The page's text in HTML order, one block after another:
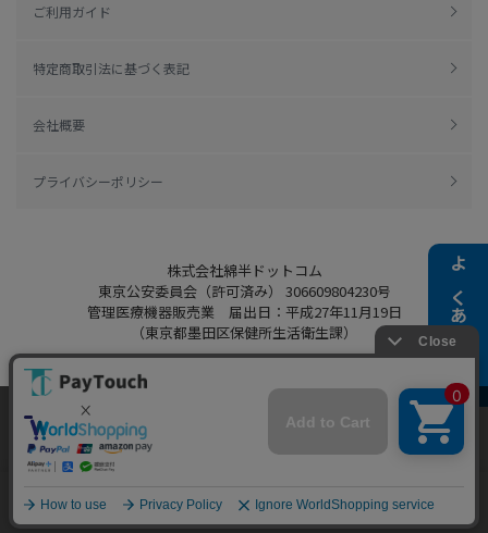
よくある質問
ご利用ガイド
特定商取引法に基づく表記
会社概要
プライバシーポリシー
株式会社綿半ドットコム
東京公安委員会（許可済み） 306609804230号
管理医療機器販売業 届出日：平成27年11月19日
（東京都墨田区保健所生活衛生課）
Copyright 2022
Powered by Watahan Partners Co., Ltd.
当ウェブサイトでは、お客様により良いサービス
をご提供するため、クッキーを利用しています。
サイト利用を継続することにより、クッキーの使
細はこちら」をご覧ください。
同意する